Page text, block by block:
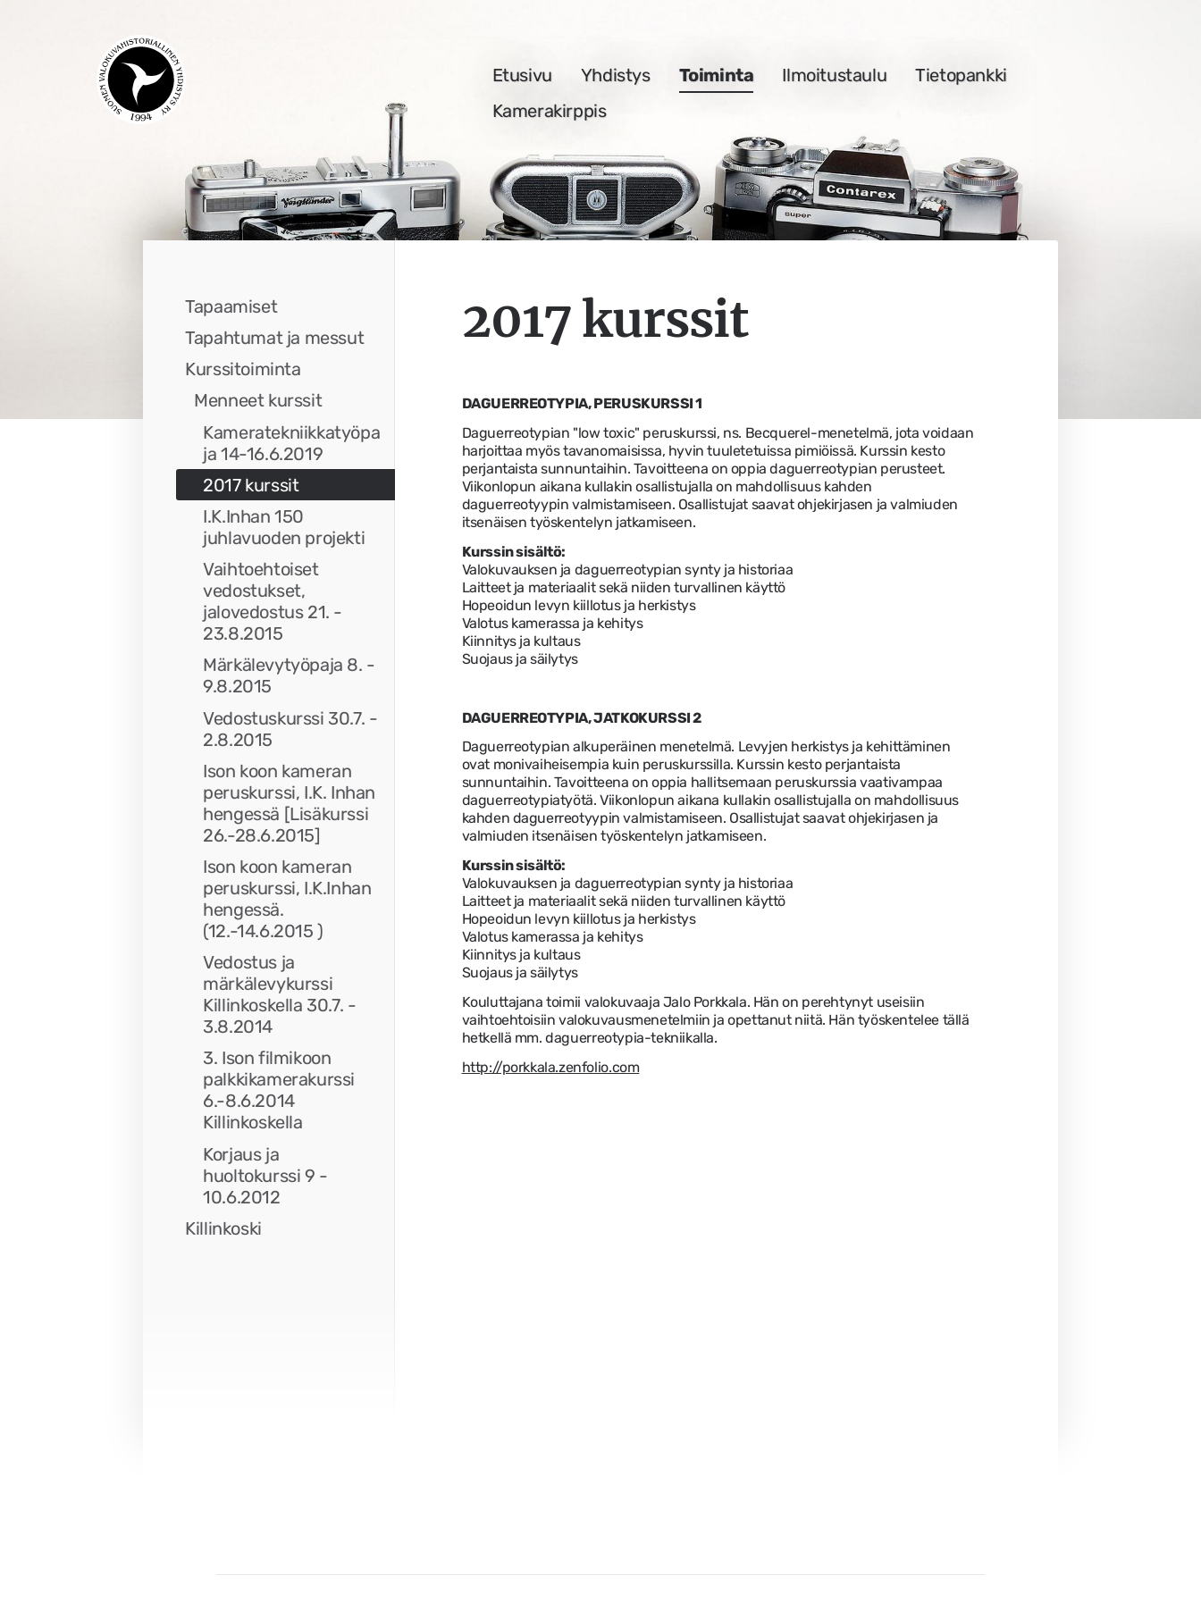
Suomen Valokuvahistoriallinen Yhdistys ry
Etusivu Yhdistys Toiminta Ilmoitustaulu
Tietopankki
Kamerakirppis
Tapaamiset
Tapahtumat ja messut
Kurssitoiminta
Menneet kurssit
Kameratekniikkatyöpa
ja 14-16.6.2019
2017 kurssit
I.K.Inhan 150
juhlavuoden projekti
Vaihtoehtoiset
vedostukset,
jalovedostus 21. -
23.8.2015
Märkälevytyöpaja 8. -
9.8.2015
Vedostuskurssi 30.7. -
2.8.2015
Ison koon kameran
peruskurssi, I.K. Inhan
hengessä [Lisäkurssi
26.-28.6.2015]
Ison koon kameran
peruskurssi, I.K.Inhan
hengessä.
(12.-14.6.2015 )
Vedostus ja
märkälevykurssi
Killinkoskella 30.7. -
3.8.2014
3. Ison filmikoon
palkkikamerakurssi
6.-8.6.2014
Killinkoskella
Korjaus ja
huoltokurssi 9 -
10.6.2012
Killinkoski
2017 kurssit
DAGUERREOTYPIA, PERUSKURSSI 1
Daguerreotypian "low toxic" peruskurssi, ns. Becquerel-menetelmä, jota voidaan
harjoittaa myös tavanomaisissa, hyvin tuuletetuissa pimiöissä. Kurssin kesto
perjantaista sunnuntaihin. Tavoitteena on oppia daguerreotypian perusteet.
Viikonlopun aikana kullakin osallistujalla on mahdollisuus kahden
daguerreotyypin valmistamiseen. Osallistujat saavat ohjekirjasen ja valmiuden
itsenäisen työskentelyn jatkamiseen.
Kurssin sisältö:
Valokuvauksen ja daguerreotypian synty ja historiaa
Laitteet ja materiaalit sekä niiden turvallinen käyttö
Hopeoidun levyn kiillotus ja herkistys
Valotus kamerassa ja kehitys
Kiinnitys ja kultaus
Suojaus ja säilytys
DAGUERREOTYPIA, JATKOKURSSI 2
Daguerreotypian alkuperäinen menetelmä. Levyjen herkistys ja kehittäminen
ovat monivaiheisempia kuin peruskurssilla. Kurssin kesto perjantaista
sunnuntaihin. Tavoitteena on oppia hallitsemaan peruskurssia vaativampaa
daguerreotypiatyötä. Viikonlopun aikana kullakin osallistujalla on mahdollisuus
kahden daguerreotyypin valmistamiseen. Osallistujat saavat ohjekirjasen ja
valmiuden itsenäisen työskentelyn jatkamiseen.
Kurssin sisältö:
Valokuvauksen ja daguerreotypian synty ja historiaa
Laitteet ja materiaalit sekä niiden turvallinen käyttö
Hopeoidun levyn kiillotus ja herkistys
Valotus kamerassa ja kehitys
Kiinnitys ja kultaus
Suojaus ja säilytys
Kouluttajana toimii valokuvaaja Jalo Porkkala. Hän on perehtynyt useisiin
vaihtoehtoisiin valokuvausmenetelmiin ja opettanut niitä. Hän työskentelee tällä
hetkellä mm. daguerreotypia-tekniikalla.
http://porkkala.zenfolio.com